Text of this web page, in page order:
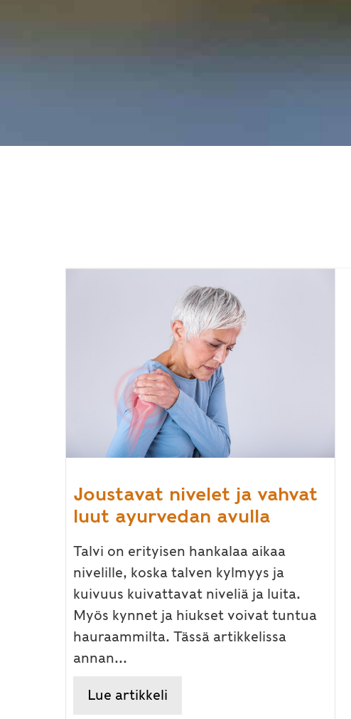
Joustavat nivelet ja vahvat
luut ayurvedan avulla
Talvi on erityisen hankalaa aikaa
nivelille, koska talven kylmyys ja
kuivuus kuivattavat niveliä ja luita.
Myös kynnet ja hiukset voivat tuntua
hauraammilta. Tässä artikkelissa
annan...
Lue artikkeli